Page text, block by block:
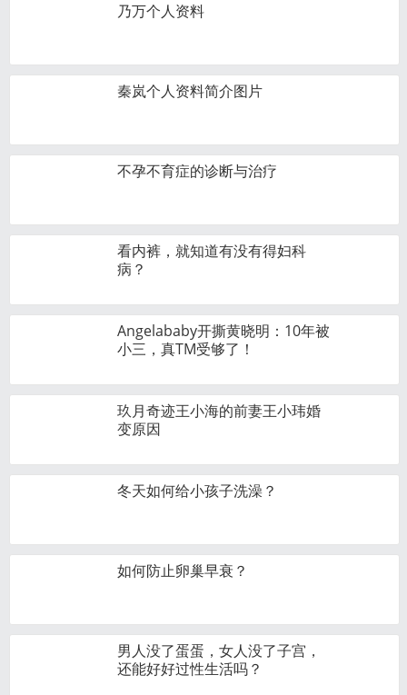
乃万个人资料
秦岚个人资料简介图片
不孕不育症的诊断与治疗
看内裤，就知道有没有得妇科
病？
Angelababy开撕黄晓明：10年被
小三，真TM受够了！
玖月奇迹王小海的前妻王小玮婚
变原因
冬天如何给小孩子洗澡？
如何防止卵巢早衰？
男人没了蛋蛋，女人没了子宫，
还能好好过性生活吗？